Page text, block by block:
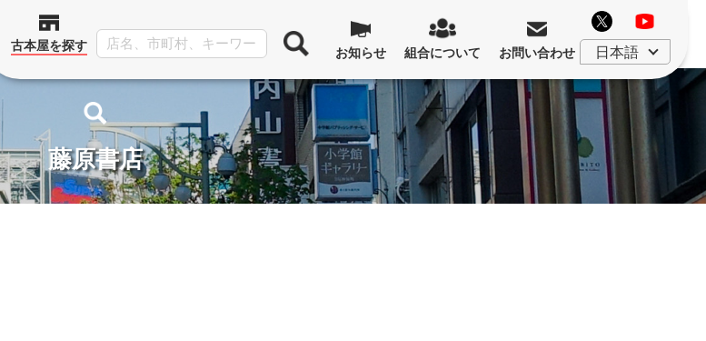
古本屋を探す お知らせ 組合について お問い合わせ
藤原書店